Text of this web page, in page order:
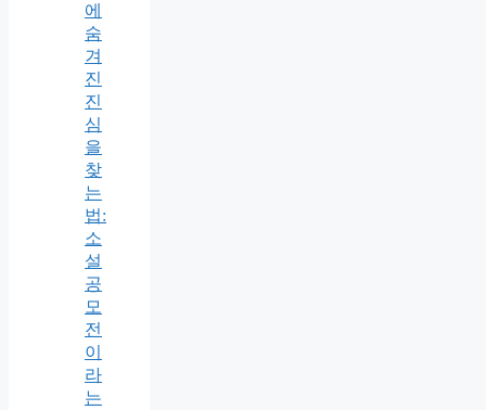
에
숨
겨
진
진
심
을
찾
는
법:
소
설
공
모
전
이
라
는